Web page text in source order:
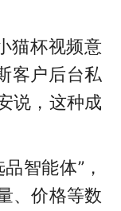
猫杯视频意
客户后台私
说，这种成
智能体”，
、价格等数